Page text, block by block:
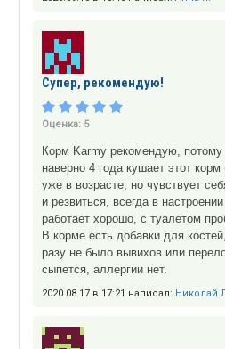
Супер, рекомендую!
Оценка: 5
Корм Karmy рекомендую,
наверно 4 года кушает этот
уже в возрасте, но чувствует
и резвиться, всегда в
работает хорошо, с туалетом
В корме есть добавки для
разу не было вывихов или
сыпется, аллергии нет.
2020.08.17 в 17:21 написал: Николай